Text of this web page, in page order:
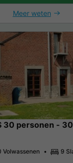
Meer weten
30 personen -
Volwassenen
9